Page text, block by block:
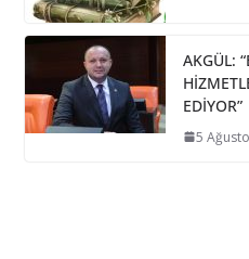
AKGÜL:
EDİYOR”
5